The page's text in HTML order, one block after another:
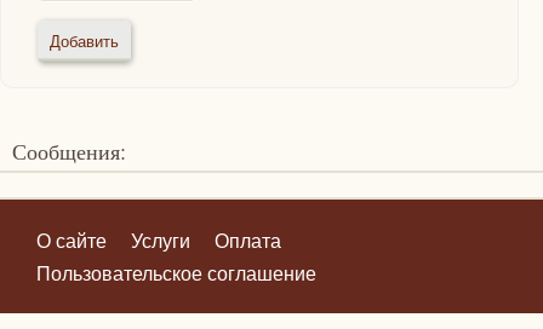
Сообщения:
О сайте Услуги
Оплата
Пользовательское соглашение